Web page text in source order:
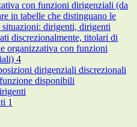
con funzioni dirigenziali (da
in tabelle che distinguano le
situazioni: dirigenti, dirigenti
discrezionalmente, titolari di
organizzativa con funzioni
4
dirigenziali discrezionali
disponibili
1